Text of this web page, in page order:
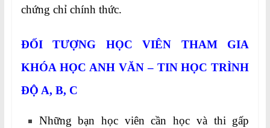
chứng chỉ chính thức.
ĐỐI TƯỢNG HỌC VIÊN THAM GIA
KHÓA HỌCANH VĂN – TIN HỌC TRÌNH
ĐỘ A, B, C
Những bạn học viên cần học và thi gấp